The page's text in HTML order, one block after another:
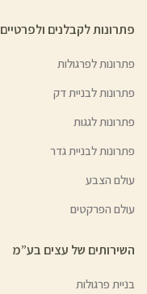
פתרונות לקבלנים ולפרטיים
פתרונות לפרגולות
פתרונות לבניית דק
פתרונות לגגות
פתרונות לבניית גדר
עולם הצבע
עולם הפרקטים
השירותים של עצים בע”מ
בניית פרגולות